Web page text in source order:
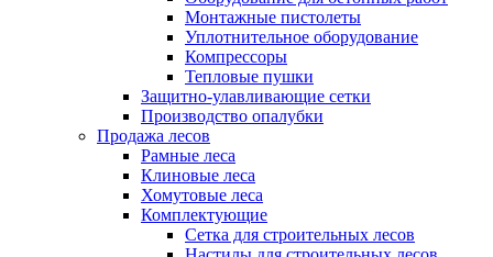
Монтажные пистолеты
Уплотнительное оборудование
Компрессоры
Тепловые пушки
Защитно-улавливающие сетки
Производство опалубки
Продажа лесов
Рамные леса
Клиновые леса
Хомутовые леса
Комплектующие
Сетка для строительных лесов